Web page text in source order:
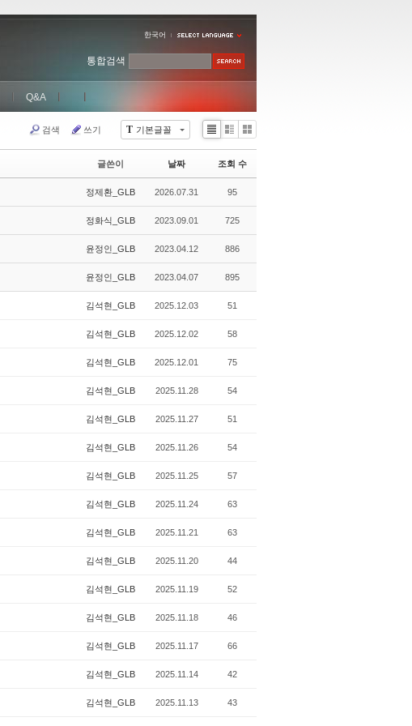
한국어
Q&A
통합검색
T 기본글꼴
검색 쓰기
Li
Zi
e
G
le
글쓴이 날짜 조회 수
정제환_GLB 2026.07.31 95
정화식_GLB 2023.09.01 725
윤정인_GLB 2023.04.12 886
윤정인_GLB 2023.04.07 895
김석현_GLB 2025.12.03 51
김석현_GLB 2025.12.02 58
김석현_GLB 2025.12.01 75
김석현_GLB 2025.11.28 54
김석현_GLB 2025.11.27 51
김석현_GLB 2025.11.26 54
김석현_GLB 2025.11.25 57
김석현_GLB 2025.11.24 63
김석현_GLB 2025.11.21 63
김석현_GLB 2025.11.20 44
김석현_GLB 2025.11.19 52
김석현_GLB 2025.11.18 46
김석현_GLB 2025.11.17 66
김석현_GLB 2025.11.14 42
김석현_GLB 2025.11.13 43